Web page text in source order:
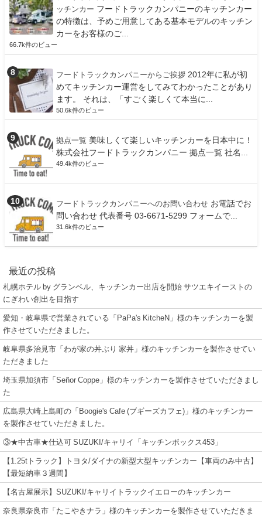
ッチンカー フードトラックカンパニーのキッチンカー
の特徴は、予めご用意してある基本モデルのキッチン
カーをお客様のご...
66.7k件のビュー
フードトラックカンパニーからご挨拶 2012年に私が初
めてキッチンカー運営をしてみてわかったことがあり
ます。 それは、「すごく楽しくて本当に...
50.6k件のビュー
拠点一覧 美味しくて楽しいキッチンカーを日本中に！
株式会社フードトラックカンパニー 拠点一覧 社名...
49.4k件のビュー
フードトラックカンパニーへのお問い合わせ お電話でお
問い合わせ 代表番号 03-6671-5299 フォームで...
31.6k件のビュー
最近の投稿
札幌ホテル by グランベル、キッチンカー出店を開始 サツエキイーストの
にぎわい創出を目指す
愛知・岐阜県で営業されている「PaPa's KitcheN」様のキッチンカーを製
作させていただきました。
岐阜県多治見市「わが家の丼ぶり 家丼」様のキッチンカーを製作させてい
ただきました
埼玉県加須市「Señor Coppe」様のキッチンカーを製作させていただきまし
た
広島県大崎上島町の「Boogie's Cafe (ブギーズカフェ)」様のキッチンカー
を製作させていただきました。
③★中古車★仕込可 SUZUKI/キャリイ「キッチンボックス453」
【1.25tトラック】トヨタ/ダイナの新型大型キッチンカー【車両のみ中古】
【最短納車３週間】
【名古屋展示】SUZUKI/キャリイトラックイエローのキッチンカー
奈良県奈良市「たこやきナラ」様のキッチンカーを製作させていただきま